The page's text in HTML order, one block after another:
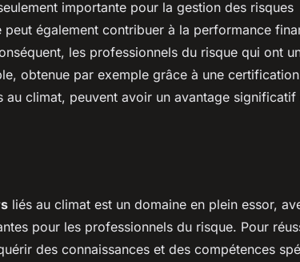
importante pour la gestion des risques
également contribuer à la performance
les professionnels du risque qui ont
obtenue par exemple grâce à une
au climat, peuvent avoir un avantage significatif
liés au climat est un domaine en plein essor,
pour les professionnels du risque. Pour
des connaissances et des compétences